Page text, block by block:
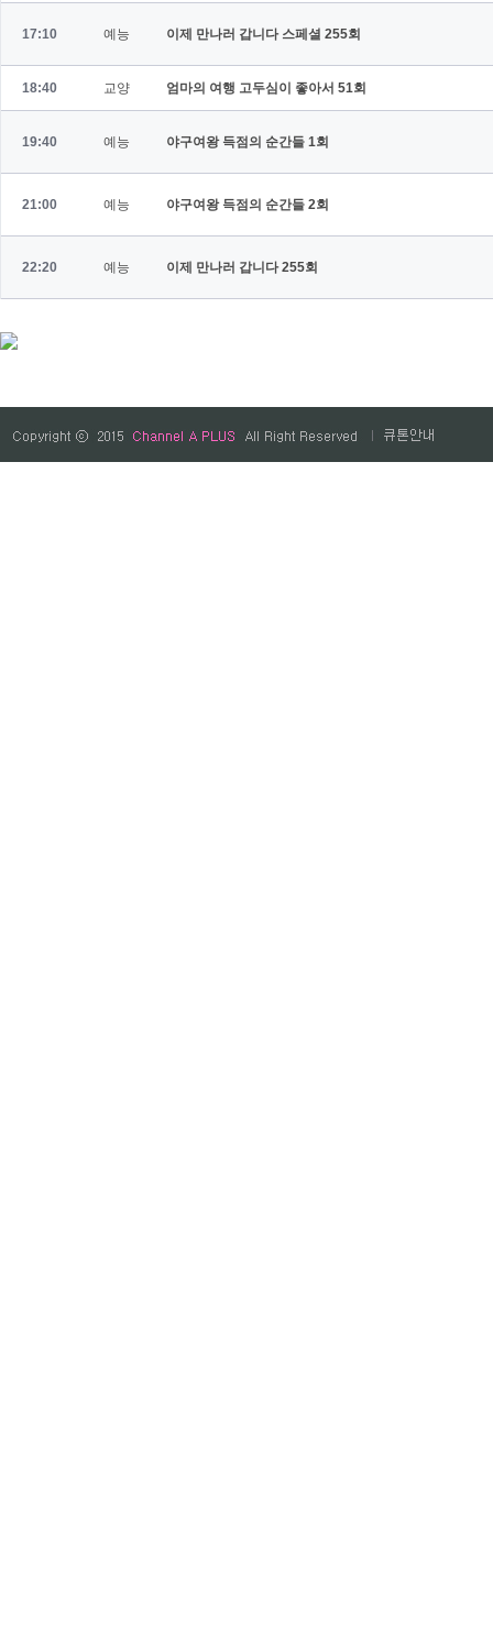
17:10 예능 이제 만나러 갑니다 스페셜 255회
18:40 교양 엄마의 여행 고두심이 좋아서 51회
19:40 예능 야구여왕 득점의 순간들 1회
21:00 예능 야구여왕 득점의 순간들 2회
22:20 예능 이제 만나러 갑니다255회